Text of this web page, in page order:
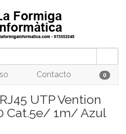
Contacto 0
UTP Vention
Cat.5e/ 1m/ Azul